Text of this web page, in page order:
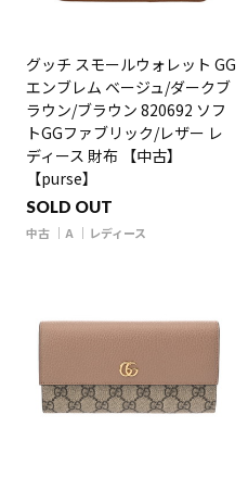
グッチ スモールウォレット GG
エンブレム ベージュ/ダークブ
ラウン/ブラウン 820692 ソフ
トGGファブリック/レザー レ
ディース 財布 【中古】
【purse】
SOLD OUT
中古 A レディース